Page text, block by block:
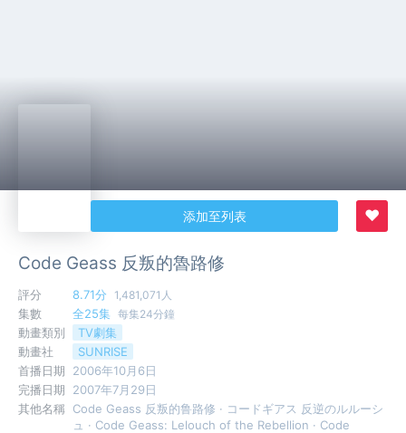
添加至列表 ♥
Code Geass 反叛的魯路修
評分 8.71分 1,481,071人
集數 全25集 每集24分鐘
動畫類別
TV劇集
動畫社
SUNRISE
首播日期
2006年10月6日
完播日期
2007年7月29日
其他名稱 Code Geass 反叛的鲁路修 · コードギアス 反逆のルルーシ
ュ · Code Geass: Lelouch of the Rebellion · Code